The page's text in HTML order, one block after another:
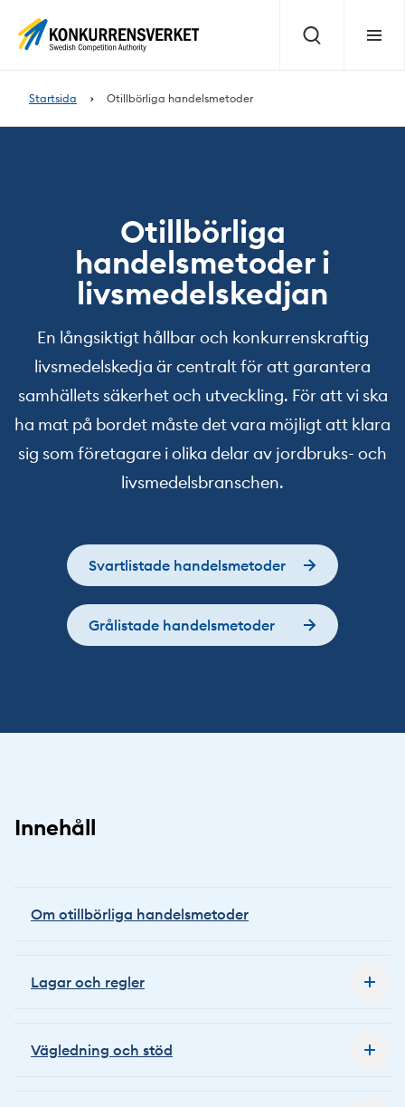
Sök Meny
Startsida Otillbörliga handelsmetoder
Otillbörliga
handelsmetoder i
livsmedelskedjan
En långsiktigt hållbar och konkurrenskraftig
livsmedelskedja är centralt för att garantera
samhällets säkerhet och utveckling. För att vi ska
ha mat på bordet måste det vara möjligt att klara
sig som företagare i olika delar av jordbruks- och
livsmedelsbranschen.
Svartlistade handelsmetoder
Grålistade handelsmetoder
Innehåll
Om otillbörliga handelsmetoder
Lagar och regler
Vägledning och stöd